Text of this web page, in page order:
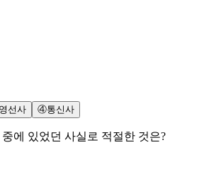
영선사 ④통신사
중에 있었던 사실로 적절한 것은?